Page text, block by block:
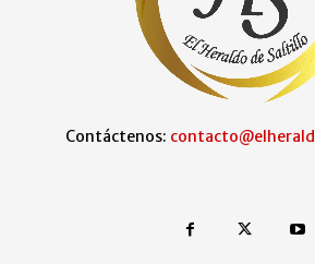
Contáctenos: